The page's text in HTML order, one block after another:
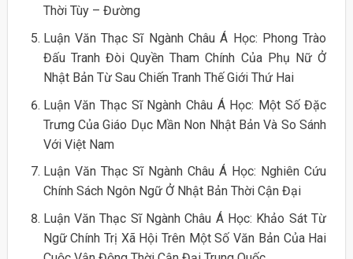
Thời Tùy – Đường
Luận Văn Thạc Sĩ Ngành Châu Á Học: Phong Trào
Đấu Tranh Đòi Quyền Tham Chính Của Phụ Nữ Ở
Nhật Bản Từ Sau Chiến Tranh Thế Giới Thứ Hai
Luận Văn Thạc Sĩ Ngành Châu Á Học: Một Số Đặc
Trưng Của Giáo Dục Mần Non Nhật Bản Và So Sánh
Với Việt Nam
Luận Văn Thạc Sĩ Ngành Châu Á Học: Nghiên Cứu
Chính Sách Ngôn Ngữ Ở Nhật Bản Thời Cận Đại
Luận Văn Thạc Sĩ Ngành Châu Á Học: Khảo Sát Từ
Ngữ Chính Trị Xã Hội Trên Một Số Văn Bản Của Hai